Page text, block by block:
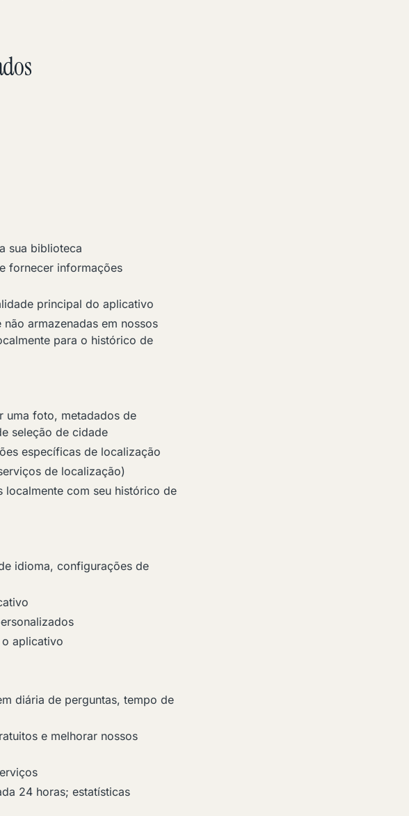
sua biblioteca
fornecer informações
principal do aplicativo
armazenadas em nossos
para o histórico de
uma foto, metadados de
seleção de cidade
específicas de localização
de localização)
localmente com seu histórico de
idioma, configurações de
aplicativo
diária de perguntas, tempo de
e melhorar nossos
24 horas; estatísticas